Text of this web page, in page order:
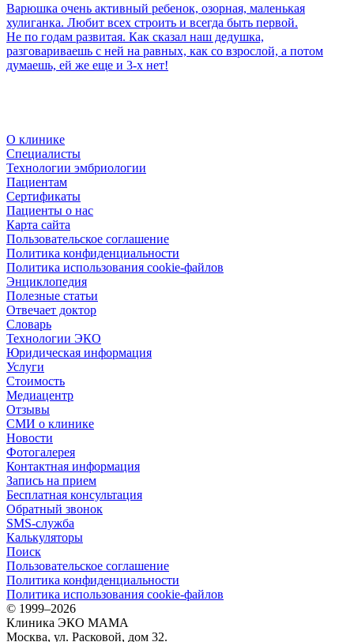
Варюшка очень активный ребенок, озорная, маленькая
хулиганка. Любит всех строить и всегда быть первой.
Не по годам развитая. Как сказал наш дедушка,
разговариваешь с ней на равных, как со взрослой, а потом
думаешь, ей же еще и 3-х нет!
О клинике
Специалисты
Технологии эмбриологии
Пациентам
Сертификаты
Пациенты о нас
Карта сайта
Пользовательское соглашение
Политика конфиденциальности
Политика использования cookie-файлов
Энциклопедия
Полезные статьи
Отвечает доктор
Словарь
Технологии ЭКО
Юридическая информация
Услуги
Стоимость
Медиацентр
Отзывы
СМИ о клинике
Новости
Фотогалерея
Контактная информация
Запись на прием
Бесплатная консультация
Обратный звонок
SMS-служба
Калькуляторы
Поиск
Пользовательское соглашение
Политика конфиденциальности
Политика использования cookie-файлов
© 1999–2026
Клиника ЭКО МАМА
Москва, ул. Расковой, дом 32.